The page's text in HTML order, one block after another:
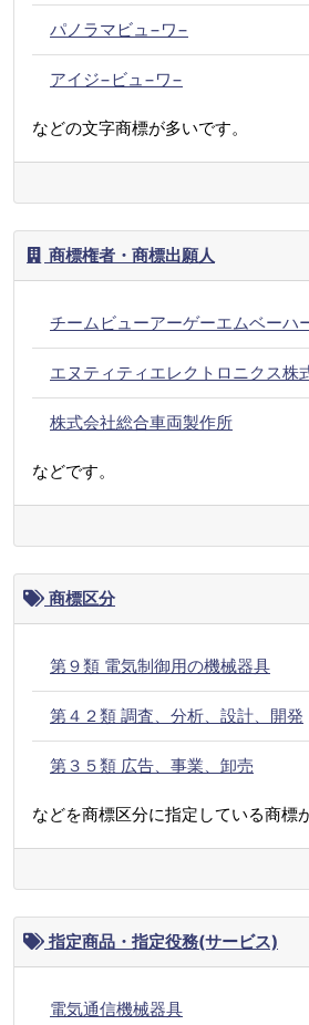
パノラマビュ−ワ−
アイジ−ビュ−ワ−
などの文字商標が多いです。
商標権者・商標出願人
チームビューアーゲーエムベーハ
エヌティティエレクトロニクス株
株式会社総合車両製作所
などです。
商標区分
第９類 電気制御用の機械器具
第４２類 調査、分析、設計、開発
第３５類 広告、事業、卸売
などを商標区分に指定している商標
指定商品・指定役務(サービス)
電気通信機械器具